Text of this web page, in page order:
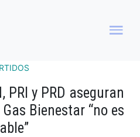
PRI y PRD aseguran
Bienestar “no es